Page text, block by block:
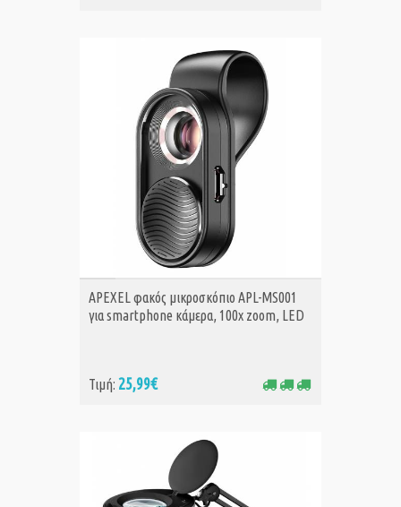
ΑΓΟΡΑ
APEXEL φακός μικροσκόπιο APL-MS001
για smartphone κάμερα, 100x zoom, LED
Τιμή: 25,99€